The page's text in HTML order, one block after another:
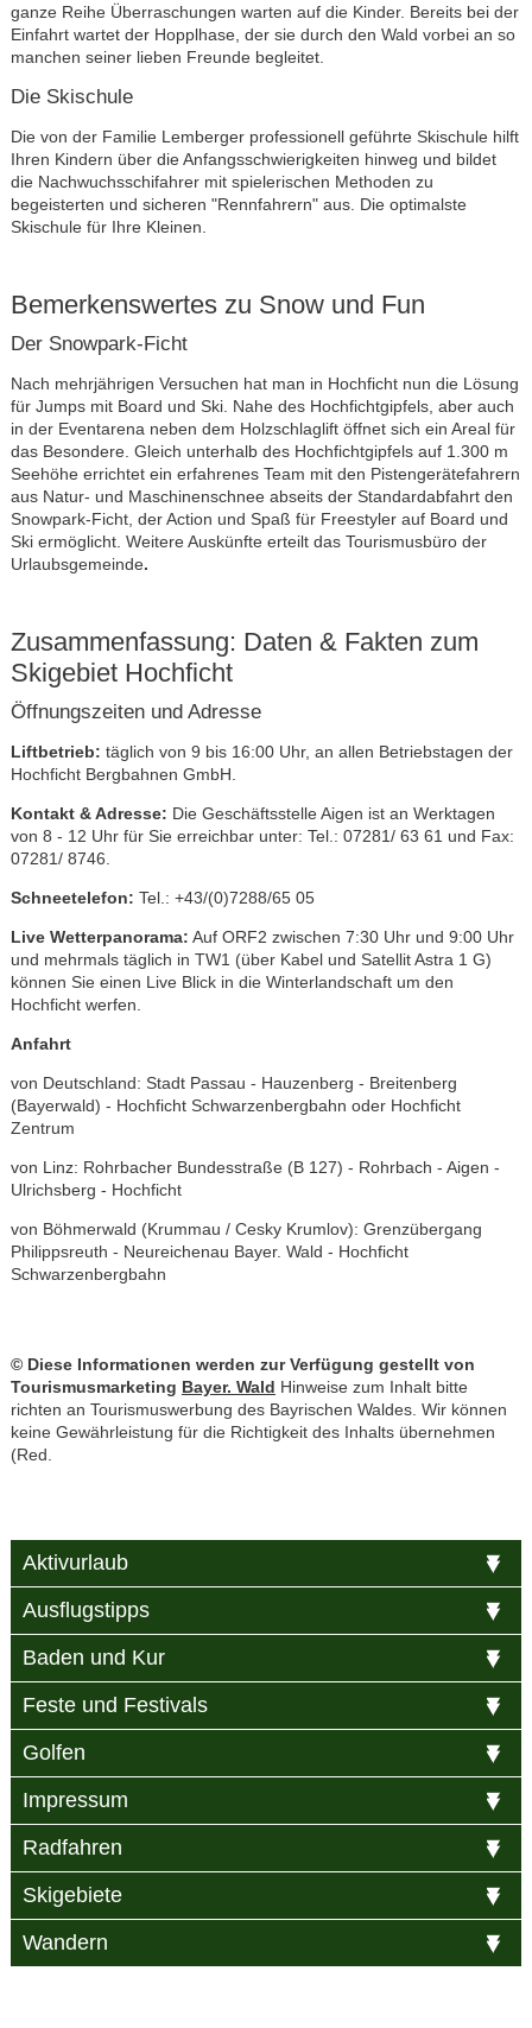
ganze Reihe Überraschungen warten auf die Kinder. Bereits bei der
Einfahrt wartet der Hopplhase, der sie durch den Wald vorbei an so
manchen seiner lieben Freunde begleitet.
Die Skischule
Die von der Familie Lemberger professionell geführte Skischule hilft
Ihren Kindern über die Anfangsschwierigkeiten hinweg und bildet
die Nachwuchsschifahrer mit spielerischen Methoden zu
begeisterten und sicheren "Rennfahrern" aus. Die optimalste
Skischule für Ihre Kleinen.
Bemerkenswertes zu Snow und Fun
Der Snowpark-Ficht
Nach mehrjährigen Versuchen hat man in Hochficht nun die Lösung
für Jumps mit Board und Ski. Nahe des Hochfichtgipfels, aber auch
in der Eventarena neben dem Holzschlaglift öffnet sich ein Areal für
das Besondere. Gleich unterhalb des Hochfichtgipfels auf 1.300 m
Seehöhe errichtet ein erfahrenes Team mit den Pistengerätefahrern
aus Natur- und Maschinenschnee abseits der Standardabfahrt den
Snowpark-Ficht, der Action und Spaß für Freestyler auf Board und
Ski ermöglicht. Weitere Auskünfte erteilt das Tourismusbüro der
Urlaubsgemeinde.
Zusammenfassung: Daten & Fakten zum
Skigebiet Hochficht
Öffnungszeiten und Adresse
Liftbetrieb: täglich von 9 bis 16:00 Uhr, an allen Betriebstagen der
Hochficht Bergbahnen GmbH.
Kontakt & Adresse: Die Geschäftsstelle Aigen ist an Werktagen
von 8 - 12 Uhr für Sie erreichbar unter: Tel.: 07281/ 63 61 und Fax:
07281/ 8746.
Schneetelefon: Tel.: +43/(0)7288/65 05
Live Wetterpanorama: Auf ORF2 zwischen 7:30 Uhr und 9:00 Uhr
und mehrmals täglich in TW1 (über Kabel und Satellit Astra 1 G)
können Sie einen Live Blick in die Winterlandschaft um den
Hochficht werfen.
Anfahrt
von Deutschland: Stadt Passau - Hauzenberg - Breitenberg
(Bayerwald) - Hochficht Schwarzenbergbahn oder Hochficht
Zentrum
von Linz: Rohrbacher Bundesstraße (B 127) - Rohrbach - Aigen -
Ulrichsberg - Hochficht
von Böhmerwald (Krummau / Cesky Krumlov): Grenzübergang
Philippsreuth - Neureichenau Bayer. Wald - Hochficht
Schwarzenbergbahn
© Diese Informationen werden zur Verfügung gestellt von
Tourismusmarketing Bayer. Wald Hinweise zum Inhalt bitte
richten an Tourismuswerbung des Bayrischen Waldes. Wir können
keine Gewährleistung für die Richtigkeit des Inhalts übernehmen
(Red.
Aktivurlaub
Ausflugstipps
Baden und Kur
Feste und Festivals
Golfen
Impressum
Radfahren
Skigebiete
Wandern